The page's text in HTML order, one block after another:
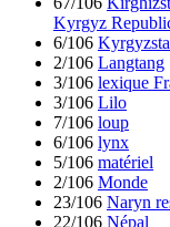
Kyrgyz
6/106
2/106 Langtang
3/106 lexique
3/106 Lilo
7/106 loup
6/106 lynx
5/106 matériel
2/106 Monde
23/106 Naryn
22/106 Népal